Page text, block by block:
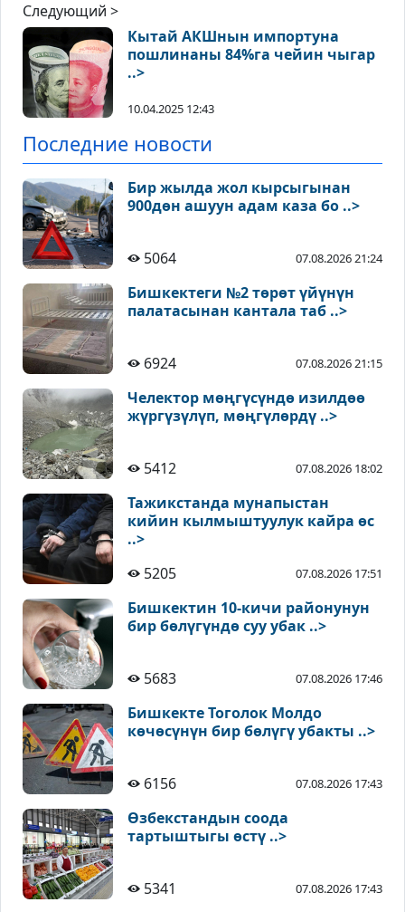
Следующий >
Кытай АКШнын импортуна
пошлинаны 84%га чейин чыгар
..>
10.04.2025 12:43
Последние новости
Бир жылда жол кырсыгынан
900дөн ашуун адам каза бо ..>
5064 07.08.2026 21:24
Бишкектеги №2 төрөт үйүнүн
палатасынан кантала таб ..>
6924 07.08.2026 21:15
Челектор мөңгүсүндө изилдөө
жүргүзүлүп, мөңгүлөрдү ..>
5412 07.08.2026 18:02
Тажикстанда мунапыстан
кийин кылмыштуулук кайра өс
..>
5205
07.08.2026 17:51
Бишкектин 10-кичи районунун
бир бөлүгүндө суу убак ..>
5683 07.08.2026 17:46
Бишкекте Тоголок Молдо
көчөсүнүн бир бөлүгү убакты ..>
6156 07.08.2026 17:43
Өзбекстандын соода
тартыштыгы өстү ..>
5341 07.08.2026 17:43